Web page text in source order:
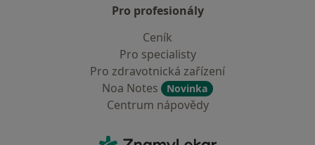
Pro profesionály
Ceník
Pro specialisty
Pro zdravotnická zařízení
Noa Notes
Novinka
Centrum nápovědy
ZnamyLekar - Hlavní stránka